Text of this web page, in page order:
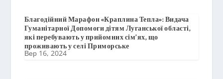
Благодійний Марафон «Краплина Тепла»: Видача
Гуманітарної Допомоги дітям Луганської області,
які перебувають у прийомних сім’ях, що
проживають у селі Приморське
Вер 16, 2024